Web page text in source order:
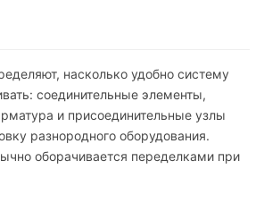
насколько удобно систему
соединительные элементы,
и присоединительные узлы
разнородного оборудования.
оборачивается переделками при